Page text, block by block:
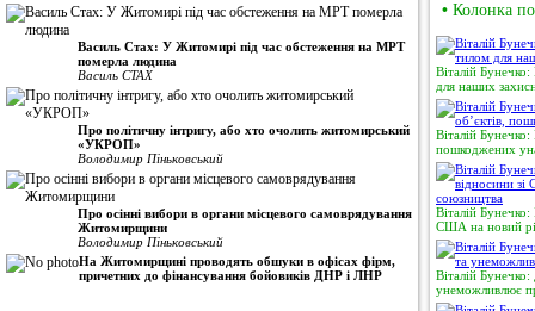
Василь Стах: У Житомирі під час обстеження на МРТ
померла людина
Василь СТАХ
Про політичну інтригу, або хто очолить житомирський
«УКРОП»
Володимир Піньковський
Про осінні вибори в органи місцевого самоврядування
Житомирщини
Володимир Піньковський
На Житомирщині проводять обшуки в офісах фірм,
причетних до фінансування бойовиків ДНР і ЛНР
• Колонка
Віталій
для наших
Віталій
пошкоджених
Віталій
США на новий
Віталій
унеможливлює